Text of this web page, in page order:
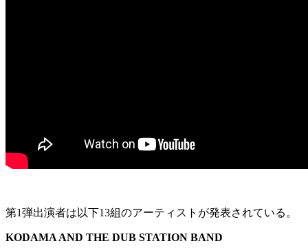
第1弾出演者は以下13組のアーティストが発表されている。
KODAMA AND THE DUB STATION BAND